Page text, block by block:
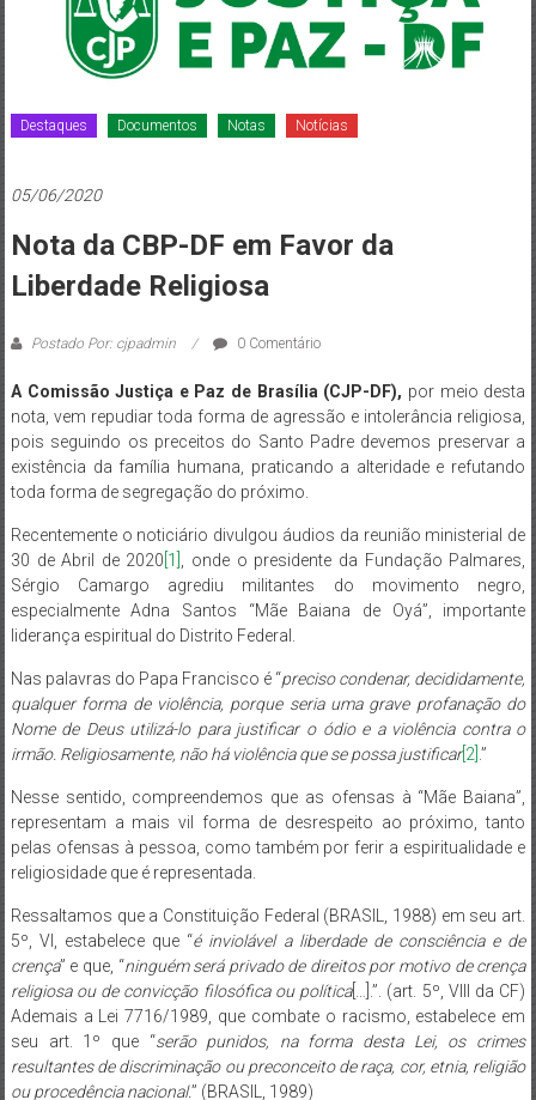
Brasília
Destaques Documentos Notas Notícias
05/06/2020
Nota da CBP-DF em Favor da
Liberdade Religiosa
Postado Por: cjpadmin 0 Comentário
A Comissão Justiça e Paz de Brasília (CJP-DF), por meio desta
nota, vem repudiar toda forma de agressão e intolerância religiosa,
pois seguindo os preceitos do Santo Padre devemos preservar a
existência da família humana, praticando a alteridade e refutando
toda forma de segregação do próximo.
Recentemente o noticiário divulgou áudios da reunião ministerial de
30 de Abril de 2020 [1]
, onde o presidente da Fundação Palmares,
Sérgio Camargo agrediu militantes do movimento negro,
especialmente Adna Santos “Mãe Baiana de Oyá”, importante
liderança espiritual do Distrito Federal.
Nas palavras do Papa Francisco é “preciso condenar, decididamente,
qualquer forma de violência, porque seria uma grave profanação do
Nome de Deus utilizá-lo para justificar o ódio e a violência contra o
irmão. Religiosamente, não há violência que se possa justificar[2] .”
Nesse sentido, compreendemos que as ofensas à “Mãe Baiana”,
representam a mais vil forma de desrespeito ao próximo, tanto
pelas ofensas à pessoa, como também por ferir a espiritualidade e
religiosidade que é representada.
Ressaltamos que a Constituição Federal (BRASIL, 1988) em seu art.
5º, VI, estabelece que “é inviolável a liberdade de consciência e de
crença” e que, “ninguém será privado de direitos por motivo de crença
religiosa ou de convicção filosófica ou política[…].”. (art. 5º, VIII da CF)
Ademais a Lei 7716/1989, que combate o racismo, estabelece em
seu art. 1º que “serão punidos, na forma desta Lei, os crimes
resultantes de discriminação ou preconceito de raça, cor, etnia, religião
ou procedência nacional.” (BRASIL, 1989)